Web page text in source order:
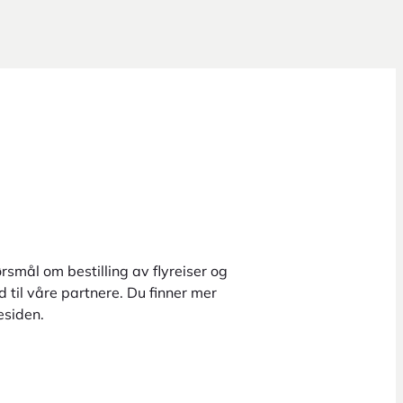
om bestilling av flyreiser og
til våre partnere. Du finner mer